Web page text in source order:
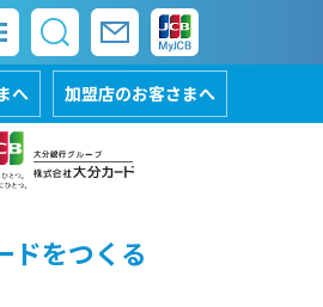
へ 加盟店のお客さまへ
ドをつくる